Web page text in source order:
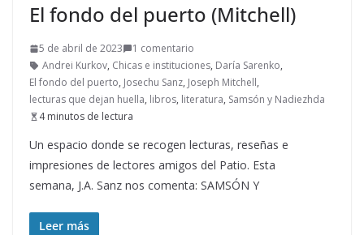
El fondo del puerto (Mitchell)
5 de abril de 2023
1 comentario
Andrei Kurkov, Chicas e instituciones, Daría Sarenko,
El fondo del puerto, Josechu Sanz, Joseph Mitchell,
lecturas que dejan huella, libros, literatura, Samsón y Nadiezhda
4 minutos de lectura
Un espacio donde se recogen lecturas, reseñas e
impresiones de lectores amigos del Patio. Esta
semana, J.A. Sanz nos comenta: SAMSÓN Y
Leer más